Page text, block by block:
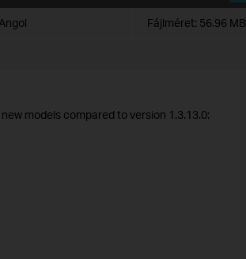
Angol Fájlméret: 56.96 MB
models compared to version 1.3.13.0: